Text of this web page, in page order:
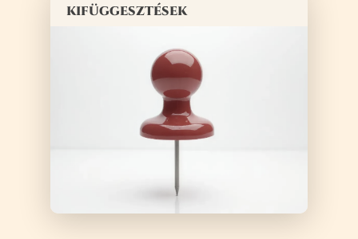
kifüggesztések